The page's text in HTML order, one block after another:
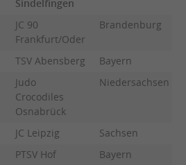
Sindelfingen
JC 90
Frankfurt/Oder
Brandenburg
TSV Abensberg
Bayern
Judo
Crocodiles
Osnabrück
Niedersachsen
JC Leipzig
Sachsen
PTSV Hof
Bayern